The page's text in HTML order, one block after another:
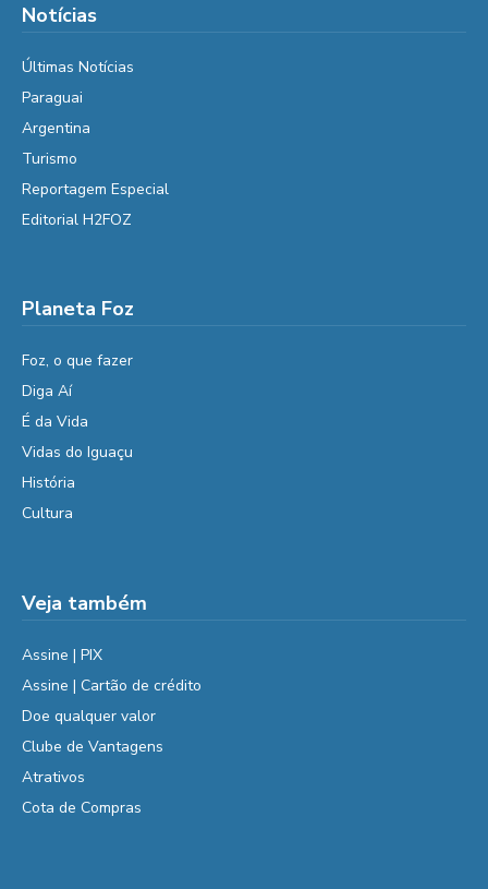
Notícias
Últimas Notícias
Paraguai
Argentina
Turismo
Reportagem Especial
Editorial H2FOZ
Planeta Foz
Foz, o que fazer
Diga Aí
É da Vida
Vidas do Iguaçu
História
Cultura
Veja também
Assine | PIX
Assine | Cartão de crédito
Doe qualquer valor
Clube de Vantagens
Atrativos
Cota de Compras